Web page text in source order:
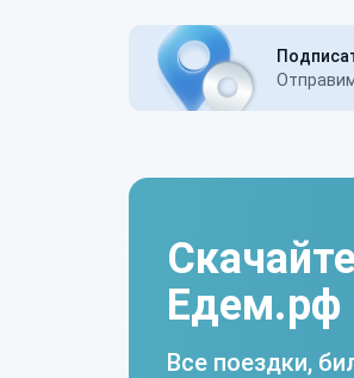
Едем.рф
Все поездки,